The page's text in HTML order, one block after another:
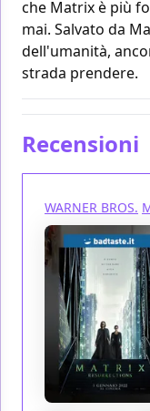
che Matrix è più
mai. Salvato da
dell'umanità,
strada prendere.
Recensioni
WARNER BROS.